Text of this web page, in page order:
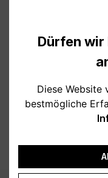
Keine Produkte
Dürfen wir
Diese Website
bestmögliche